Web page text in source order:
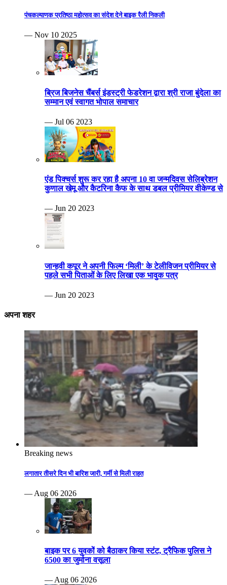
पंचकल्याणक प्रतिष्ठा महोत्सव का संदेश देने बाइक रैली निकली
— Nov 10 2025
ब्रिज बिजनेस चैंबर्स इंडस्ट्री फेडरेशन द्वारा श्री राजा बुंदेला का
सम्मान एवं स्वागत भोपाल समाचार
— Jul 06 2023
एंड पिक्चर्स शुरू कर रहा है अपना 10 वा जन्मदिवस सेलिब्रेशन
कुणाल खेमू और कैटरिना कैफ के साथ डबल प्रीमियर वीकेण्ड से
— Jun 20 2023
जान्हवी कपूर ने अपनी फिल्म ‘मिली’ के टेलीविजन प्रीमियर से
पहले सभी पिताओं के लिए लिखा एक भावुक पत्र
— Jun 20 2023
अपना शहर
Breaking news
लगातार तीसरे दिन भी बारिश जारी, गर्मी से मिली राहत
— Aug 06 2026
बाइक पर 6 युवकों को बैठाकर किया स्टंट, ट्रैफिक पुलिस ने
6500 का जुर्माना वसूला
— Aug 06 2026